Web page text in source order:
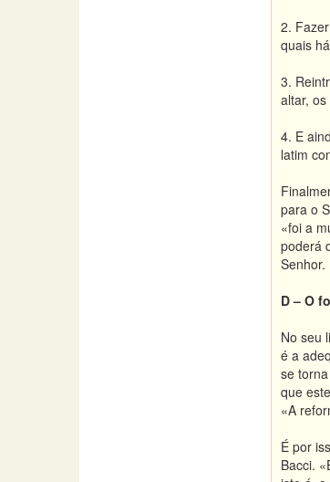
2.
quais
3.
altar,
4. E
latim
para o
«foi a
poderá
Senhor.
D – O
No seu
é a
se
que
«A
É por
Bacci.